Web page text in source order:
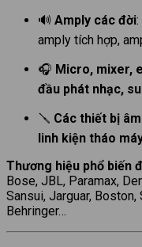
🔊 Amply các đời
amply tích hợp,
🎧 Micro, mixer,
đầu phát nhạc,
🪛 Các thiết bị
linh kiện tháo
Thương hiệu phổ biến
Bose, JBL, Paramax,
Sansui, Jarguar, Boston,
Behringer…